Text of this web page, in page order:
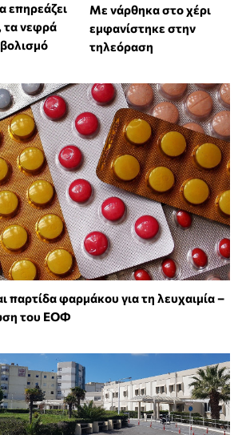
επηρεάζει
τα νεφρά
Με νάρθηκα στο χέρι
εμφανίστηκε στην
τηλεόραση
παρτίδα φαρμάκου για τη λευχαιμία –
του ΕΟΦ